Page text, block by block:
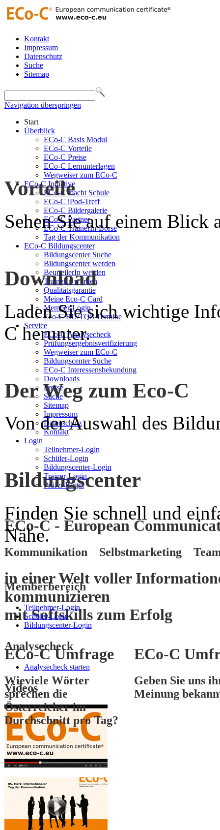
Kontakt
Impressum
Datenschutz
Suche
Sitemap
Navigation überspringen
Start
Überblick
ECo-C Basis Modul
ECo-C Vorteile
ECo-C Preise
ECo-C Lernunterlagen
Wegweiser zum ECo-C
ECo-C Initiative
ECo-C macht Schule
ECo-C iPod-Treff
ECo-C Bildergalerie
ECo-C Partner
ECo-C TrainerIn-Börse
Tag der Kommunikation
ECo-C Bildungscenter
Bildungscenter Suche
Bildungscenter werden
BeurteilerIn werden
TrainerIn werden
Qualitätsgarantie
Meine Eco-C Card
Member-Login
Eco-C BU/TQS Termine
Service
ECo-C Analysecheck
Prüfungsergebnisverifizierung
Wegweiser zum ECo-C
Bildungscenter Suche
ECo-C Interessensbekundung
Downloads
Presse
Suche
Sitemap
Impressum
Datenschutz
Kontakt
Login
Teilnehmer-Login
Schüler-Login
Bildungscenter-Login
Trainer-Login
Prüfer-Login
ECo-C - European
Kommunikation Selbstmarketing
in einer Welt voller
kommunizieren
mitSoftskillszum Erfolg
ECo-C Umfrage
Wieviele Wörter
sprechen die
Österreicher im
Durchschnitt pro Tag?
ECo-C
Geben Sie uns
Meinung
3
Vorteile
Sehen Sie auf einem Blick
Download
Laden Sie sich wichtige
C herunter.
Der Weg zum Eco-C
Von der Auswahl des
Bildungscenter
Finden Sie schnell und
Nähe.
Memberbereich
Teilnehmer-Login
Schüler-Login
Bildungscenter-Login
Analysecheck
Analysecheck starten
Videos